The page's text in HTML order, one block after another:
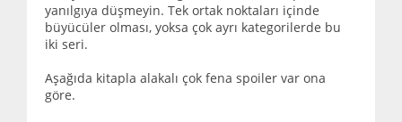
yanılgıya düşmeyin. Tek ortak noktaları içinde
büyücüler olması, yoksa çok ayrı kategorilerde bu
iki seri.
Aşağıda kitapla alakalı çok fena spoiler var ona
göre.